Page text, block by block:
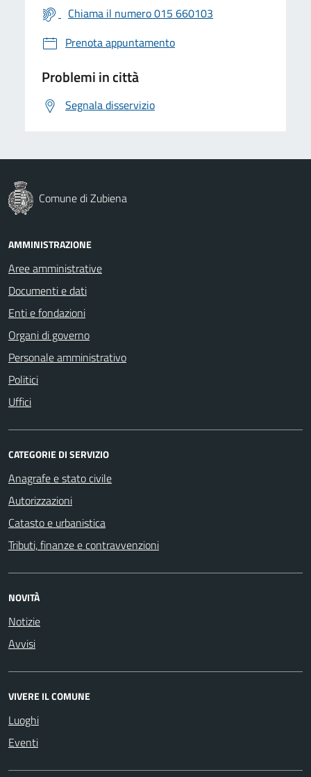
Chiama il numero 015 660103
Prenota appuntamento
Problemi in città
Segnala disservizio
Comune di Zubiena
AMMINISTRAZIONE
Aree amministrative
Documenti e dati
Enti e fondazioni
Organi di governo
Personale amministrativo
Politici
Uffici
CATEGORIE DI SERVIZIO
Anagrafe e stato civile
Autorizzazioni
Catasto e urbanistica
Tributi, finanze e contravvenzioni
NOVITÀ
Notizie
Avvisi
VIVERE IL COMUNE
Luoghi
Eventi